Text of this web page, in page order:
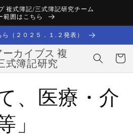
プ 複式簿記/三式簿記研究チーム
範囲はこちら
（２０２５．１.２発表）
カイブス 複
式簿記研究 Cart
、医療・介
」